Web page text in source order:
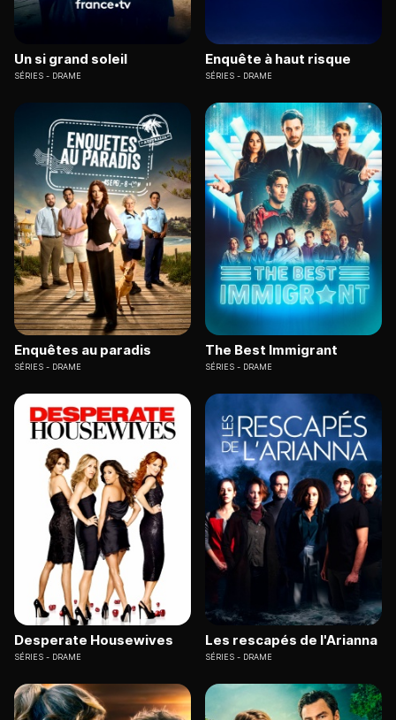
Un si grand soleil
SÉRIES DRAME
Enquête à haut risque
SÉRIES DRAME
Enquêtes au paradis
SÉRIES DRAME
The Best Immigrant
SÉRIES DRAME
Desperate Housewives
SÉRIES DRAME
Les rescapés de l'Arianna
SÉRIES DRAME